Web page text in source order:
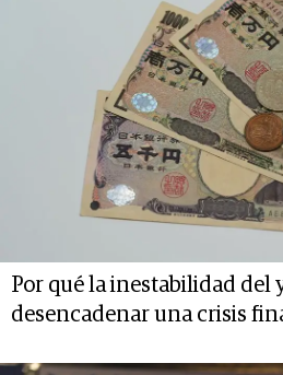
Por qué la inestabilidad
desencadenar una crisis